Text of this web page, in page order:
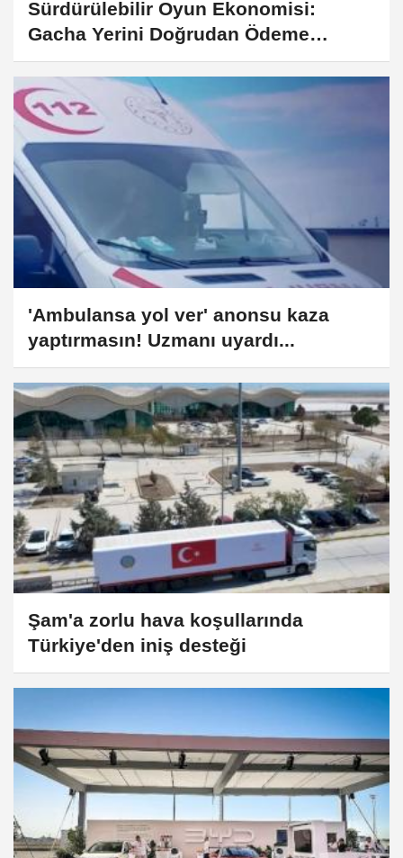
Sürdürülebilir Oyun Ekonomisi:
Gacha Yerini Doğrudan Ödeme
Modellerine Mi Bırakıyor?
'Ambulansa yol ver' anonsu kaza
yaptırmasın! Uzmanı uyardı...
Şam'a zorlu hava koşullarında
Türkiye'den iniş desteği